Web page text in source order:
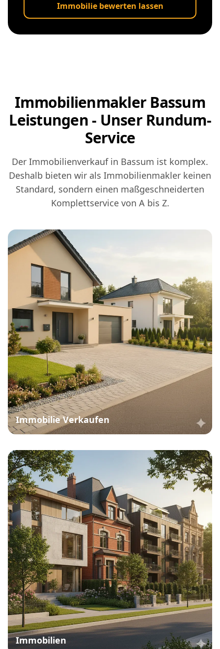
Immobilie bewerten lassen
Immobilienmakler Bassum
Leistungen - Unser Rundum-
Service
Der Immobilienverkauf in Bassum ist komplex.
Deshalb bieten wir als Immobilienmakler keinen
Standard, sondern einen maßgeschneiderten
Komplettservice von A bis Z.
Immobilie Verkaufen
Immobilien